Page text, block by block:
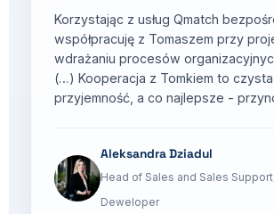
Korzystając z usług Qmatch
współpracuję z Tomaszem przy
wdrażaniu procesów
(…) Kooperacja z Tomkiem to czysta
przyjemność, a co najlepsze -
Aleksandra Dziadul
Head of Sales and Sales
Deweloper